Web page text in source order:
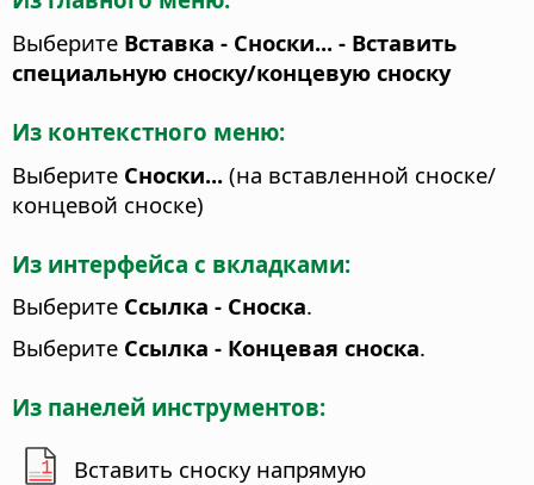
Выберите Вставка - Сноски... - Вставить
специальную сноску/концевую сноску
Из контекстного меню:
Выберите Сноски... (на вставленной сноске/
концевой сноске)
Из интерфейса с вкладками:
Выберите Ссылка - Сноска.
Выберите Ссылка - Концевая сноска.
Из панелей инструментов:
Вставить сноску напрямую